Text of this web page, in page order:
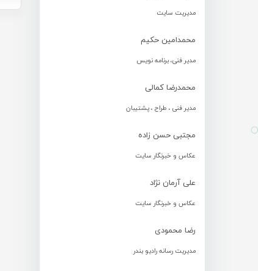
مدیریت سایت
محمدامین حکیم
مدیر فنی، برنامه نویس
محمدرضا کمالی
مدیر فنی ، طراح ، پشتیبان
مجتبی حسن زاده
عکاس و خبرنگار سایت
علی آرمان نژاد
عکاس و خبرنگار سایت
رضا محمودی
مدیریت رسانه رادیو بندر